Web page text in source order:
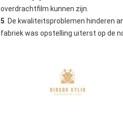
overdrachtfilm kunnen zijn.
5. De kwaliteitsproblemen hinderen
fabriek was opstelling uiterst op de